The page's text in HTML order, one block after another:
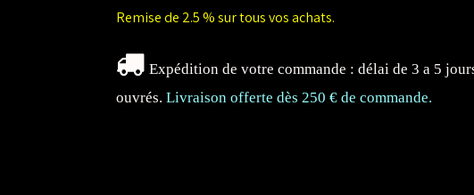
Remise de 2.5 % sur tous vos achats.
Expédition de votre commande : délai de 3 a 5
ouvrés. Livraison offerte dès 250 € de commande.